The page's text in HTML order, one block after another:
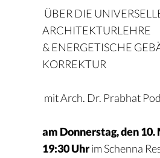
ÜBER DIE
ARCHITEKTURLEHRE
& ENERGETISCHE
KORREKTUR
mit Arch. Dr. Prabhat
am Donnerstag, den 10.
19:30 Uhrim Schenna